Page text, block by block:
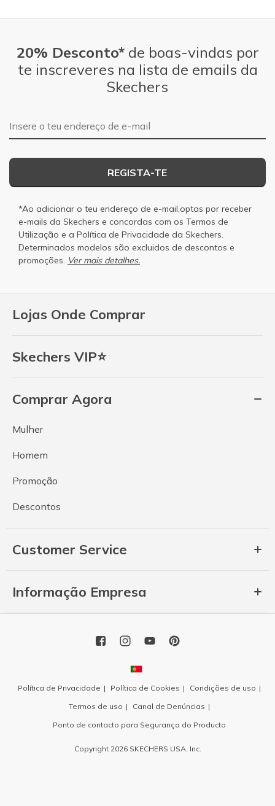
Lojas Onde Comprar
Skechers VIP⭐
Comprar Agora
Mulher
Homem
Promoção
Descontos
Customer Service
Informação Empresa
20% Desconto*de boas-vindas por
te inscreveres na lista de emails da
Skechers
Endereço de e-mail
REGISTA-TE
*Ao adicionar o teu endereço de e-mail,optas por receber
e-mails da Skechers e concordas com os Termos de
Utilização e a Política de Privacidade da Skechers.
Determinados modelos são excluidos de descontos e
promoções. Ver mais detalhes.
Política de Privacidade Política de Cookies
Condições de uso
Termos de uso
Canal de Denúncias
Ponto de contacto para Segurança do Producto
Copyright 2026 SKECHERS USA, Inc.